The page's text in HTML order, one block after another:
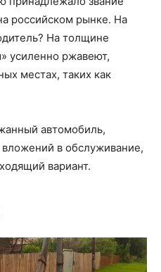
российском рынке. На
На толщине
усиленно ржавеют,
местах, таких как
автомобиль,
в обслуживание,
вариант.